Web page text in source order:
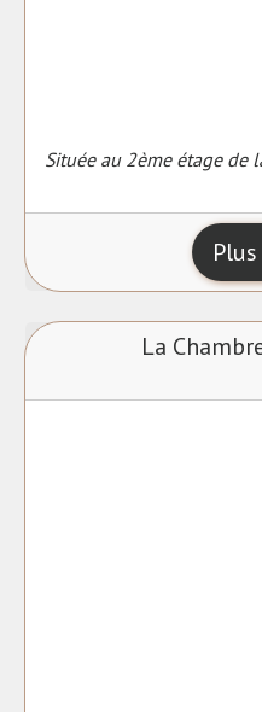
Située au 2ème étage de
La